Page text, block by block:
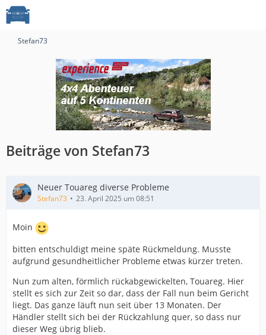
Stefan73
Beiträge von Stefan73
Neuer Touareg diverse Probleme
Stefan73 23. April 2025 um 08:51
Moin
bitten entschuldigt meine späte Rückmeldung. Musste
aufgrund gesundheitlicher Probleme etwas kürzer treten.
Nun zum alten, förmlich rückabgewickelten, Touareg. Hier
stellt es sich zur Zeit so dar, dass der Fall nun beim Gericht
liegt. Das ganze läuft nun seit über 13 Monaten. Der
Händler stellt sich bei der Rückzahlung quer, so dass nur
dieser Weg übrig blieb.